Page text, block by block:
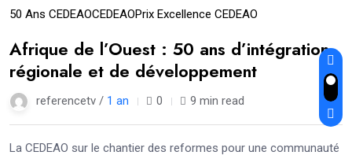
Mar
50 Ans CEDEAOCEDEAOPrix Excellence CEDEAO
Afrique de l’Ouest : 50 ans d’intégration
régionale et de développement
referencetv / 1 an 0 9 min read
La CEDEAO sur le chantier des reformes pour une communauté